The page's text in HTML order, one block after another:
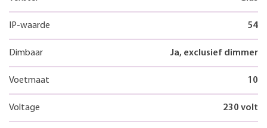
IP-waarde 54
Dimbaar Ja, exclusief dimmer
Voetmaat 10
Voltage 230 volt